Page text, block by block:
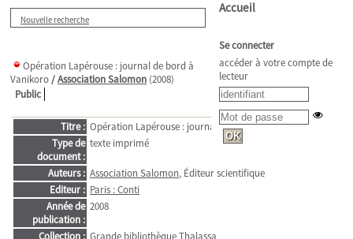
Nouvelle recherche
Opération Lapérouse : journal de bord à
Vanikoro/Association Salomon (2008)
Public
Titre : Opération Lapérouse : journal de bord à Vanikoro
Type de
document :
texte imprimé
Auteurs : Association Salomon, Éditeur scientifique
Editeur : Paris : Conti
Année de
publication :
2008
Collection : Grande bibliothèque Thalassa
Accueil
Se connecter
accéder à votre compte de
lecteur